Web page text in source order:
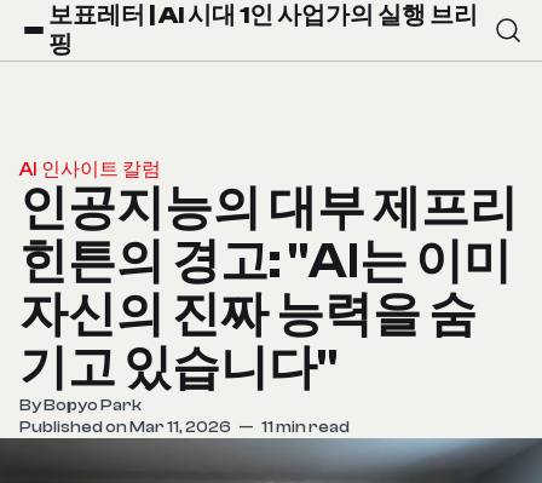
보표레터 | AI 시대 1인 사업가의 실행 브리
핑
AI 인사이트 칼럼
인공지능의 대부 제프리
힌튼의 경고: "AI는 이미
자신의 진짜 능력을 숨
기고 있습니다"
ByBopyo Park
Published on Mar 11, 2026 — 11 min read